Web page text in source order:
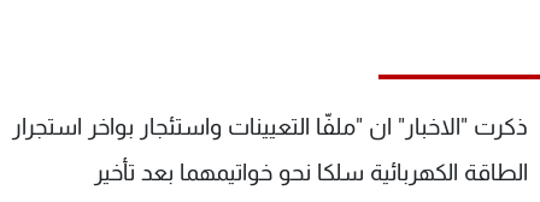
ذكرت "الاخبار" ان "ملفّا التعيينات واستئجار بواخر استجرار
الطاقة الكهربائية سلكا نحو خواتيمهما بعد تأخير
الترددات